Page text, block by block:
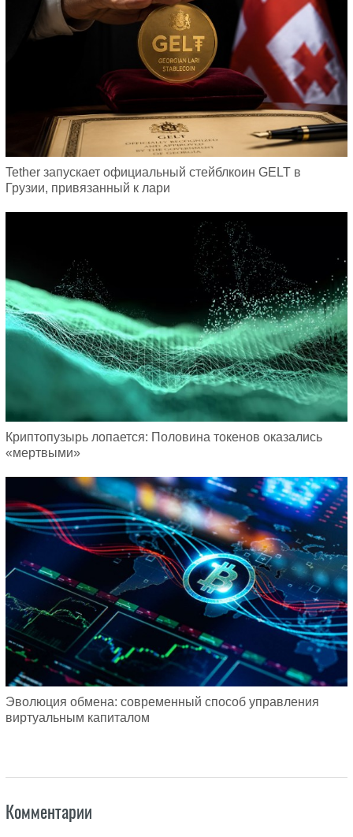
Tether запускает официальный стейблкоин GELT в
Грузии, привязанный к лари
Криптопузырь лопается: Половина токенов оказались
«мертвыми»
Эволюция обмена: современный способ управления
виртуальным капиталом
Комментарии